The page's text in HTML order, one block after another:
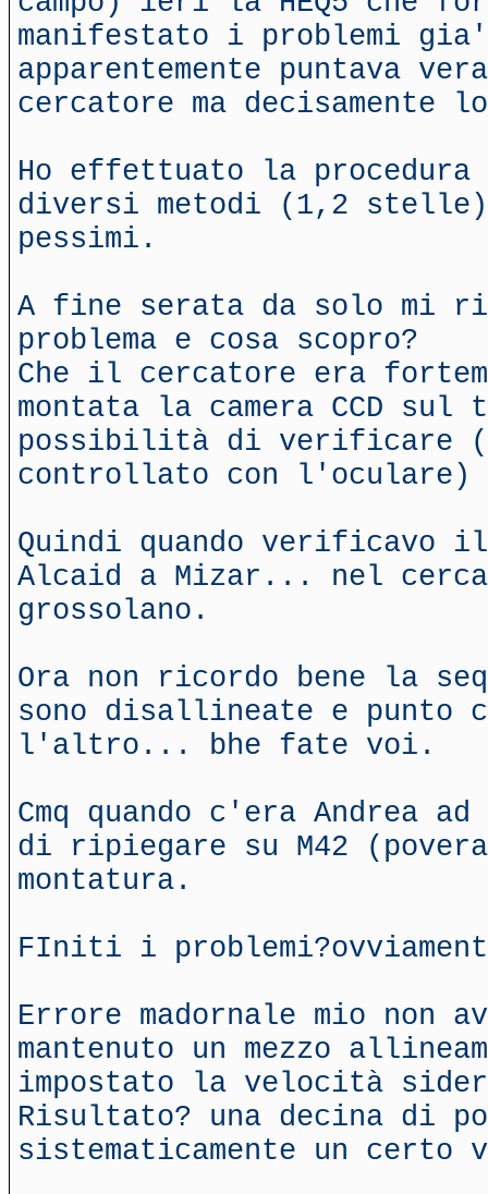
manifestato i problemi
apparentemente puntava
cercatore ma decisamente
Ho effettuato la
diversi metodi (1,2 stelle)
pessimi.
A fine serata da solo mi
problema e cosa scopro?
Che il cercatore era
montata la camera CCD
possibilità di verificare
controllato con
Quindi quando verificavo il
Alcaid a Mizar... nel
grossolano.
Ora non ricordo bene la
sono disallineate e punto
l'altro... bhe fate voi.
Cmq quando c'era Andrea
di ripiegare su M42
montatura.
FIniti i
Errore madornale mio non
mantenuto un mezzo
impostato la velocità
Risultato? una decina di
sistematicamente un certo